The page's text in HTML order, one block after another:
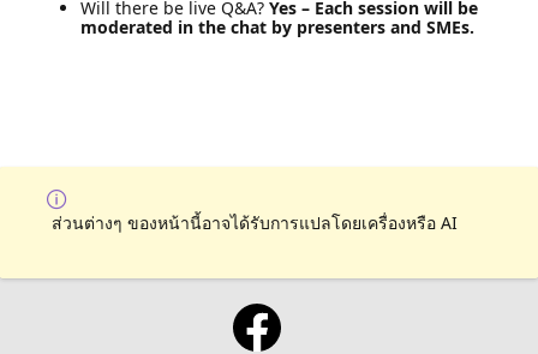
Will there be live Q&A? Yes – Each session will be
moderated in the chat by presenters and SMEs.
ส่วนต่างๆ ของหน้านี้อาจได้รับการแปลโดยเครื่องหรือ AI